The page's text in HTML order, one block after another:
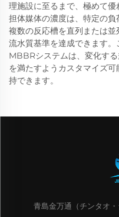
理施設に至るまで、極めて優
担体媒体の濃度は、特定の負
複数の反応槽を直列または
流水質基準を達成できます。
MBBRシステムは、変化す
を満たすようカスタマイズ
持できます。
青島金万通（チンタオ